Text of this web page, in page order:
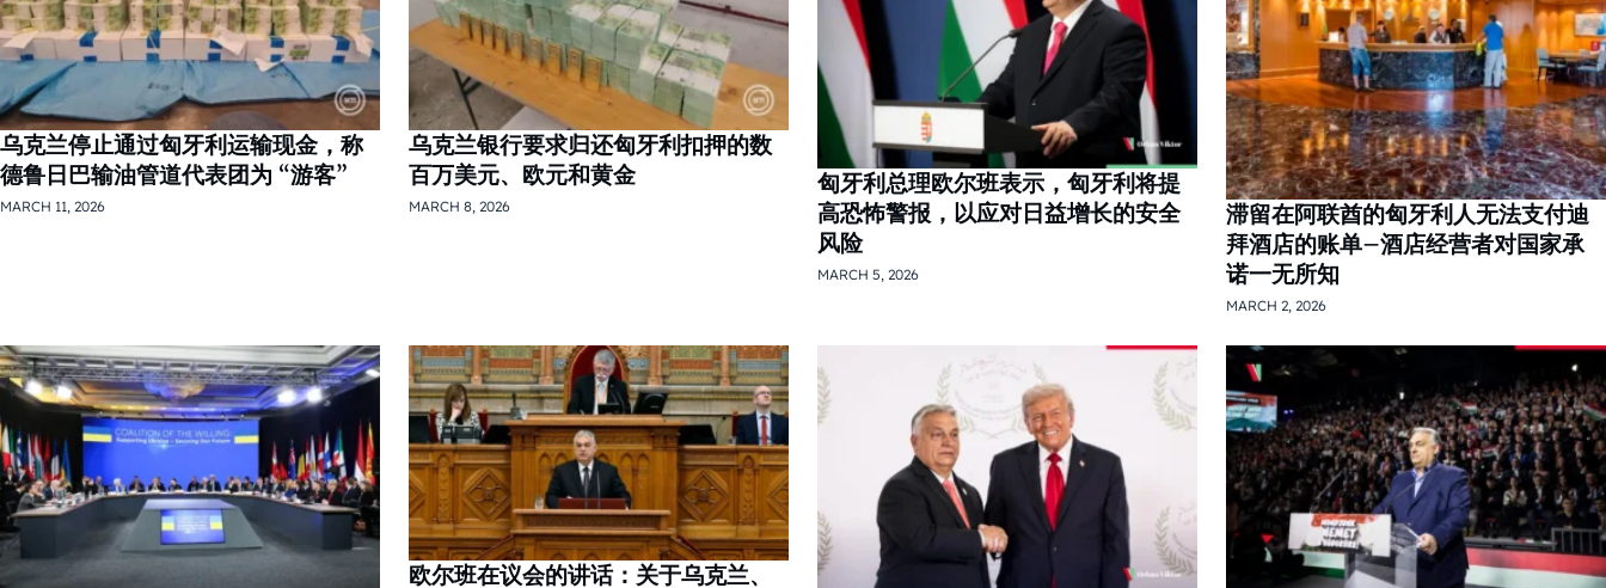
乌克兰停止通过匈牙利运输现金，称
德鲁日巴输油管道代表团为 “游客”
MARCH 11, 2026
乌克兰银行要求归还匈牙利扣押的数
百万美元、欧元和黄金
MARCH 8, 2026
匈牙利总理欧尔班表示，匈牙利将提
高恐怖警报，以应对日益增长的安全
风险
MARCH 5, 2026
滞留在阿联酋的匈牙利人无法支付迪
拜酒店的账单–酒店经营者对国家承
诺一无所知
MARCH 2, 2026
欧尔班在议会的讲话：关于乌克兰、